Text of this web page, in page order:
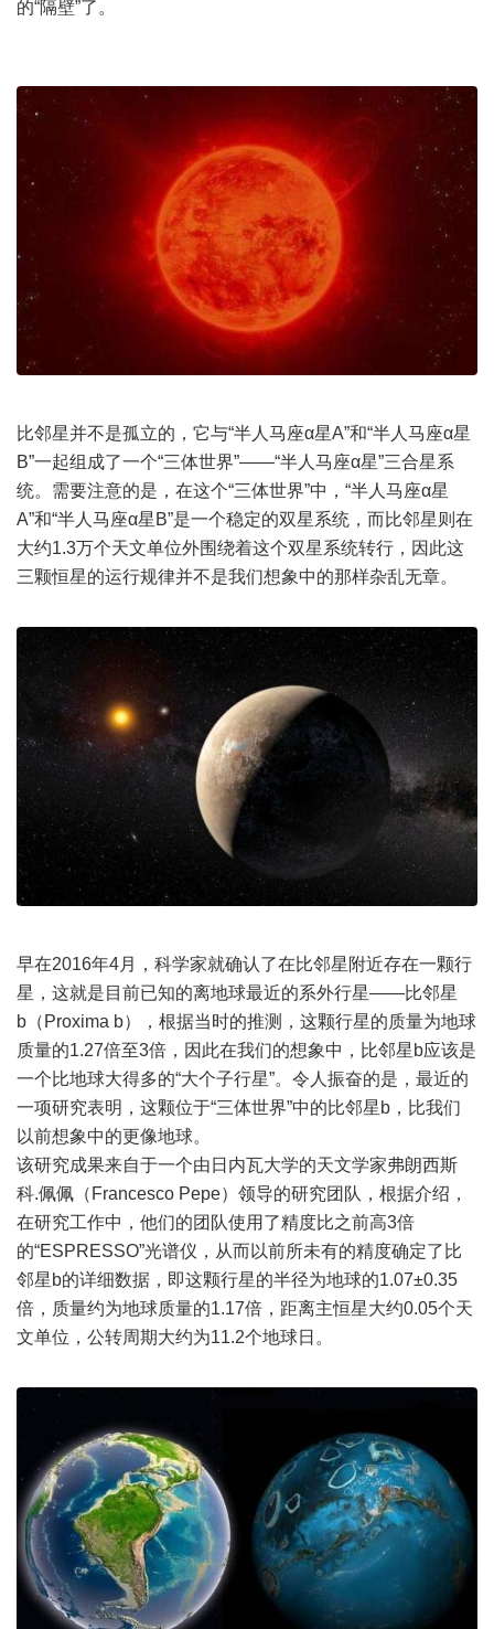
的“隔壁”了。
比邻星并不是孤立的，它与“半人马座α星A”和“半人马座α星
B”一起组成了一个“三体世界”——“半人马座α星”三合星系
统。需要注意的是，在这个“三体世界”中，“半人马座α星
A”和“半人马座α星B”是一个稳定的双星系统，而比邻星则在
大约1.3万个天文单位外围绕着这个双星系统转行，因此这
三颗恒星的运行规律并不是我们想象中的那样杂乱无章。
早在2016年4月，科学家就确认了在比邻星附近存在一颗行
星，这就是目前已知的离地球最近的系外行星——比邻星
b（Proxima b），根据当时的推测，这颗行星的质量为地球
质量的1.27倍至3倍，因此在我们的想象中，比邻星b应该是
一个比地球大得多的“大个子行星”。令人振奋的是，最近的
一项研究表明，这颗位于“三体世界”中的比邻星b，比我们
以前想象中的更像地球。
该研究成果来自于一个由日内瓦大学的天文学家弗朗西斯
科.佩佩（Francesco Pepe）领导的研究团队，根据介绍，
在研究工作中，他们的团队使用了精度比之前高3倍
的“ESPRESSO”光谱仪，从而以前所未有的精度确定了比
邻星b的详细数据，即这颗行星的半径为地球的1.07±0.35
倍，质量约为地球质量的1.17倍，距离主恒星大约0.05个天
文单位，公转周期大约为11.2个地球日。